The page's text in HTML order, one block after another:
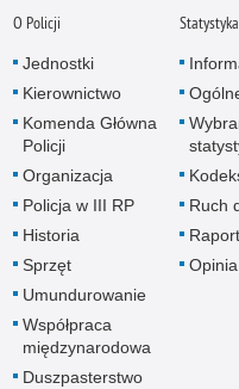
O Policji
Jednostki
Kierownictwo
Komenda Główna
Policji
Organizacja
Policja w III RP
Historia
Sprzęt
Umundurowanie
Współpraca
międzynarodowa
Duszpasterstwo
Statystyka
Ruch